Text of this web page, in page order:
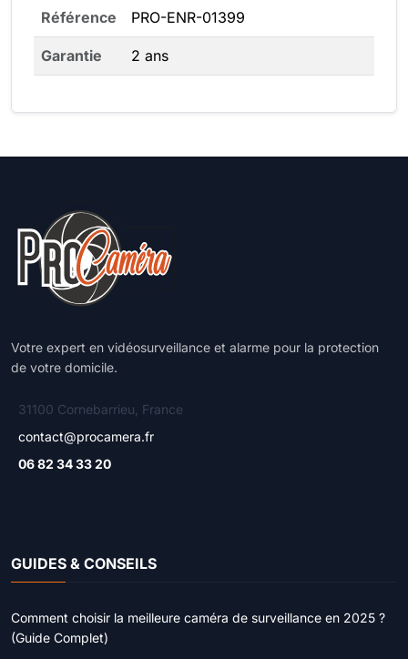
Référence PRO-ENR-01399
Garantie 2 ans
Votre expert en vidéosurveillance et alarme pour la protection
de votre domicile.
31100 Cornebarrieu, France
contact@procamera.fr
06 82 34 33 20
GUIDES & CONSEILS
Comment choisir la meilleure caméra de surveillance en 2025 ?
(Guide Complet)